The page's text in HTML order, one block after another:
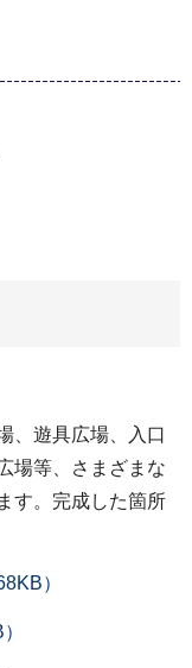
、遊具広場、入口
場等、さまざまな
す。完成した箇所
）